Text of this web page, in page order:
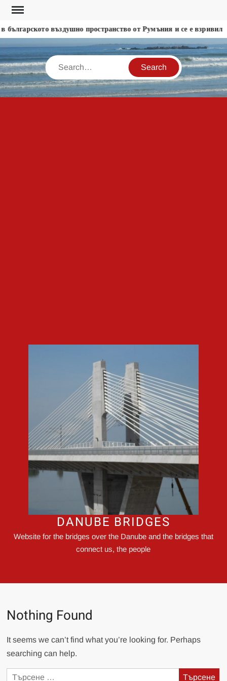
Skip
content
въздушно пространство от Румъния и се е взривил
Search
DANUBE BRIDGES
Website for the bridges over the Danube and the bridges that
connect us, the people
Nothing Found
It seems we can’t find what you’re looking for. Perhaps
searching can help.
Търсене